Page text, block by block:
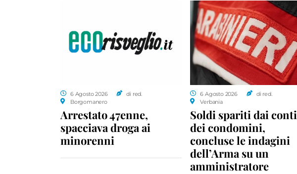
6 Agosto 2026
di red.
Borgomanero
Arrestato 47enne,
spacciava droga ai
minorenni
6 Agosto 2026
di red.
Verbania
Soldi spariti dai conti
dei condomini,
concluse le indagini
dell’Arma su un
amministratore